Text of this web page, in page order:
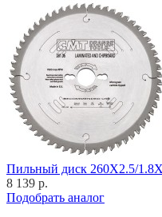
Пильный диск 260X2.5/
8 139 р.
Подобрать аналог